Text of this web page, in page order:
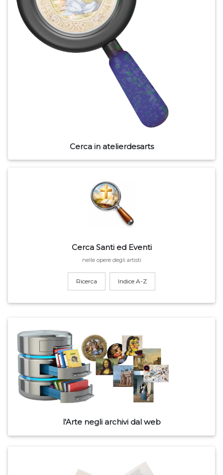
Cerca in atelierdesarts
Cerca Santi ed Eventi
nelle opere degli artisti
Ricerca Indice A-Z
l'Arte negli archivi dal web